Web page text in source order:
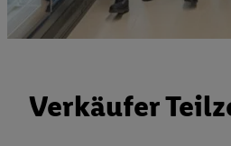
Verkäufer